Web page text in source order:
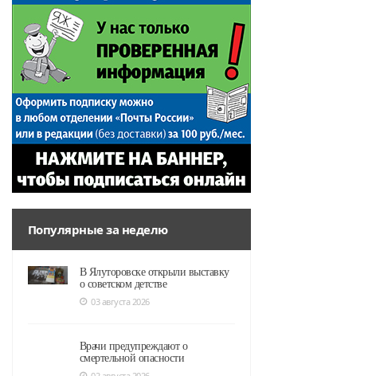
Популярные за неделю
В Ялуторовске открыли выставку
о советском детстве
03 августа 2026
Врачи предупреждают о
смертельной опасности